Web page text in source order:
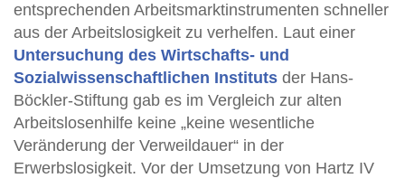
entsprechenden Arbeitsmarktinstrumenten schneller
aus der Arbeitslosigkeit zu verhelfen. Laut einer
Untersuchung des Wirtschafts- und
Sozialwissenschaftlichen Instituts der Hans-
Böckler-Stiftung gab es im Vergleich zur alten
Arbeitslosenhilfe keine „keine wesentliche
Veränderung der Verweildauer“ in der
Erwerbslosigkeit. Vor der Umsetzung von Hartz IV